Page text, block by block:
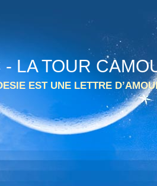
- LA TOUR
EST UNE LETTRE